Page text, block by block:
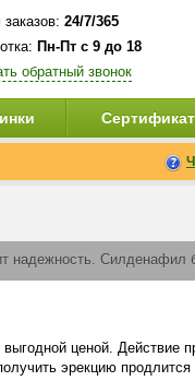
24/7/365
Пн-Пт с 9 до 18
обратный звонок
надежность. Силденафил
ценой. Действие
эрекцию продлится